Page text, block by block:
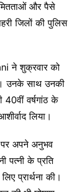
और पैसे
जिलों की पुलिस
ने शुक्रवार को
उनके साथ उनकी
40वीं वर्षगांठ के
लिया।
पर अपने अनुभव
पत्नी के प्रति
प्रार्थना की।